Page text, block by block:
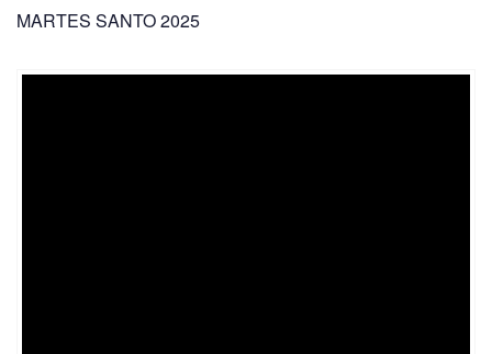
MARTES SANTO 2025